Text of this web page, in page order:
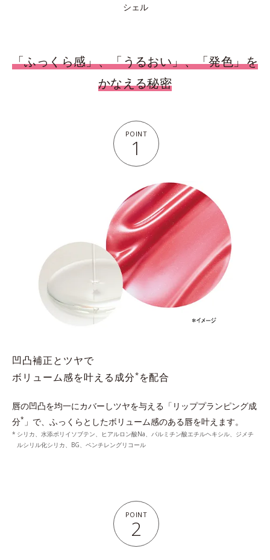
シェル
「ふっくら感」、「うるおい」、「発色」を
かなえる秘密
POINT
1
凹凸補正とツヤで
ボリューム感を叶える成分* を配合
唇の凹凸を均一にカバーしツヤを与える「リッププランピング成
分* 」で、ふっくらとしたボリューム感のある唇を叶えます。
シリカ、水添ポリイソブテン、ヒアルロン酸Na、パルミチン酸エチルヘキシル、ジメチ
ルシリル化シリカ、BG、ペンチレングリコール
POINT
2